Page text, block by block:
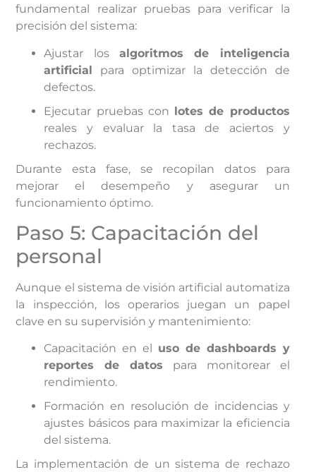
fundamental realizar pruebas para verificar la
precisión del sistema:
Ajustar los algoritmos de inteligencia
artificial para optimizar la detección de
defectos.
Ejecutar pruebas con lotes de productos
reales y evaluar la tasa de aciertos y
rechazos.
Durante esta fase, se recopilan datos para
mejorar el desempeño y asegurar un
funcionamiento óptimo.
Paso 5: Capacitación del
personal
Aunque el sistema de visión artificial automatiza
la inspección, los operarios juegan un papel
clave en su supervisión y mantenimiento:
Capacitación en el uso de dashboards y
reportes de datos para monitorear el
rendimiento.
Formación en resolución de incidencias y
ajustes básicos para maximizar la eficiencia
del sistema.
La implementación de un sistema de rechazo